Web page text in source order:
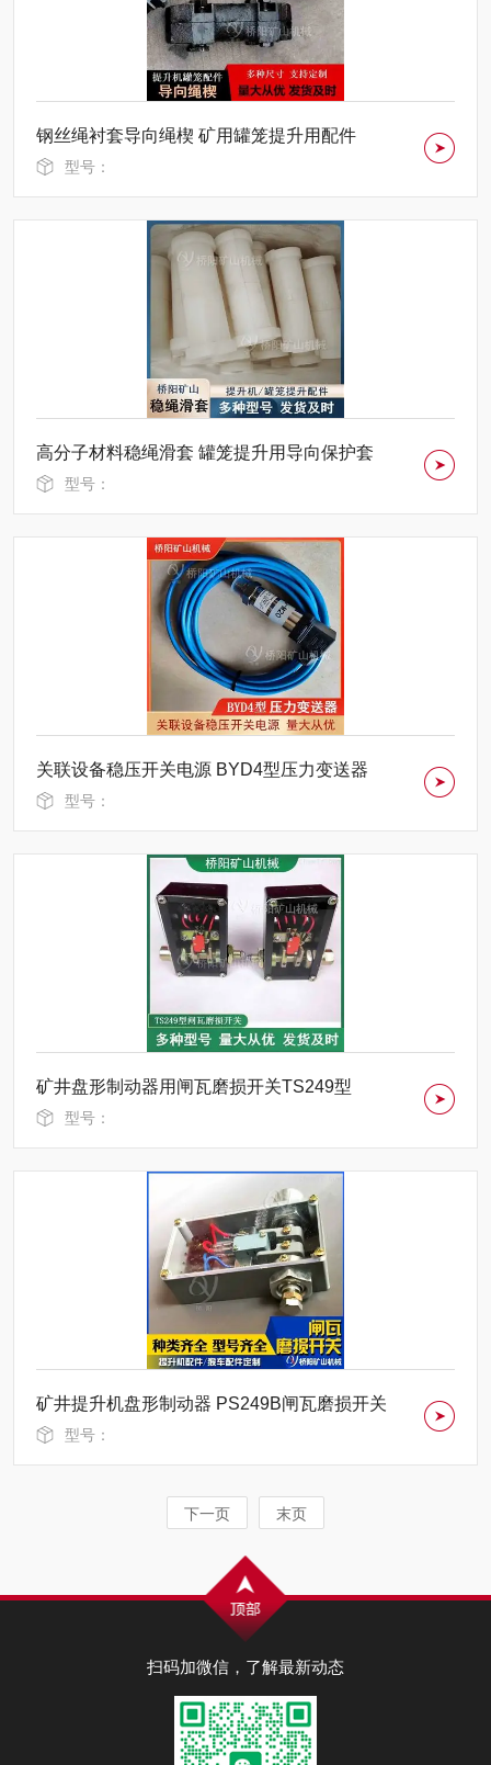
钢丝绳衬套导向绳楔 矿用罐笼提升用配件
型号：
高分子材料稳绳滑套 罐笼提升用导向保护套
型号：
关联设备稳压开关电源 BYD4型压力变送器
型号：
矿井盘形制动器用闸瓦磨损开关TS249型
型号：
矿井提升机盘形制动器 PS249B闸瓦磨损开关
型号：
下一页 末页
扫码加微信，了解最新动态